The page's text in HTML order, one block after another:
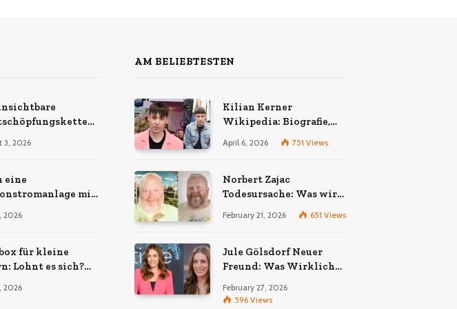
Was
und
3, 2026
eine
mit
2026
für kleine
Lohnt es sich?
2026
AM BELIEBTESTEN
Kilian Kerner
Wikipedia: Biografie,
Karriere und Erfolge des
Berliner Modedesigners
April 6, 2026 751 Views
Norbert Zajac
Todesursache: Was wir
wirklich wissen
February 21, 2026 651 Views
Jule Gölsdorf Neuer
Freund: Was Wirklich
February 27, 2026
596 Views